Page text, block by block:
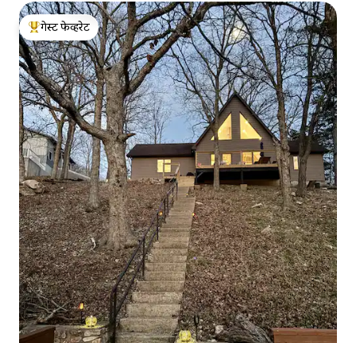
टॉप गेस्ट फेव्हरेट
गेस्ट फेव्हरेट